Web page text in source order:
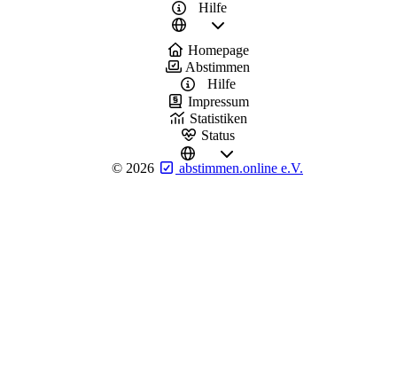
Hilfe
Homepage
Abstimmen
Hilfe
Impressum
Statistiken
Status
© 2026 abstimmen.online e.V.